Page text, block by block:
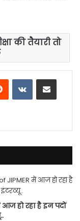
की तैयारी तो
Reddit VKontakteShare via Email
आज हो रहा है इन पदों